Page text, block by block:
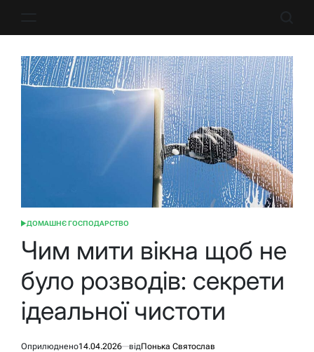
ОПУБЛІКУВАТИ
ДОМАШНЄ ГОСПОДАРСТВО
Чим мити вікна щоб не
було розводів: секрети
ідеальної чистоти
Оприлюднено14.04.2026 відПонька Святослав